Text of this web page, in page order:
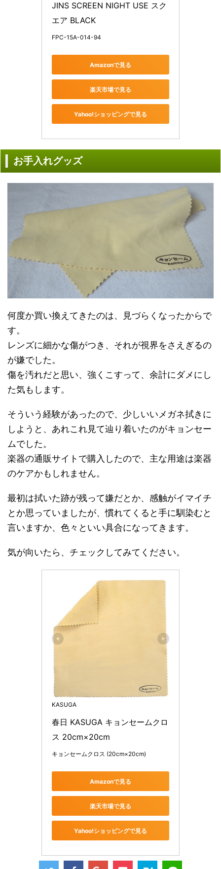
JINS SCREEN NIGHT USE スク
エア BLACK
FPC-15A-014-94
Amazonで見る
楽天市場で見る
Yahoo!ショッピングで見る
お手入れグッズ
何度か買い換えてきたのは、見づらくなったからで
す。
レンズに細かな傷がつき、それが視界をさえぎるの
が嫌でした。
傷を汚れだと思い、強くこすって、余計にダメにし
た気もします。
そういう経験があったので、少しいいメガネ拭きに
しようと、あれこれ見て辿り着いたのがキョンセー
ムでした。
楽器の通販サイトで購入したので、主な用途は楽器
のケアかもしれません。
最初は拭いた跡が残って嫌だとか、感触がイマイチ
とか思っていましたが、慣れてくると手に馴染むと
言いますか、色々といい具合になってきます。
気が向いたら、チェックしてみてください。
KASUGA
春日 KASUGA キョンセームクロ
ス 20cm×20cm
キョンセームクロス (20cm×20cm)
Amazonで見る
楽天市場で見る
Yahoo!ショッピングで見る